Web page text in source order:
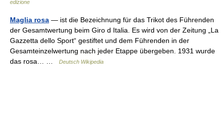
edizione
Maglia rosa — ist die Bezeichnung für das Trikot des Führenden
der Gesamtwertung beim Giro d Italia. Es wird von der Zeitung „La
Gazzetta dello Sport“ gestiftet und dem Führenden in der
Gesamteinzelwertung nach jeder Etappe übergeben. 1931 wurde
das rosa… …
Deutsch Wikipedia